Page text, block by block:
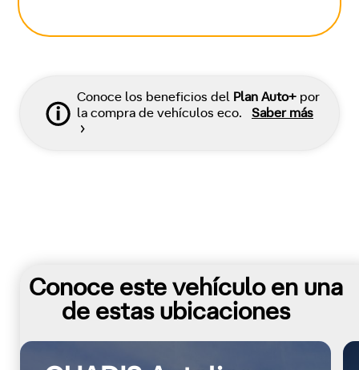
Conoce los beneficios del Plan Auto+ por
la compra de vehículos eco.
Saber más
Conoce este vehículo en una
de estas ubicaciones